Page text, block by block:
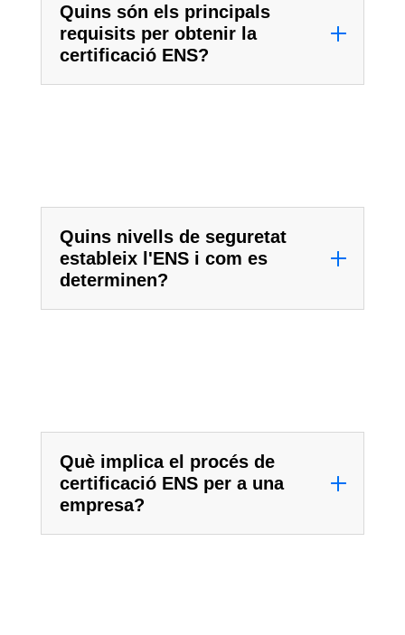
Quins són els principals
requisits per obtenir la
certificació ENS?
Quins nivells de seguretat
estableix l'ENS i com es
determinen?
Què implica el procés de
certificació ENS per a una
empresa?